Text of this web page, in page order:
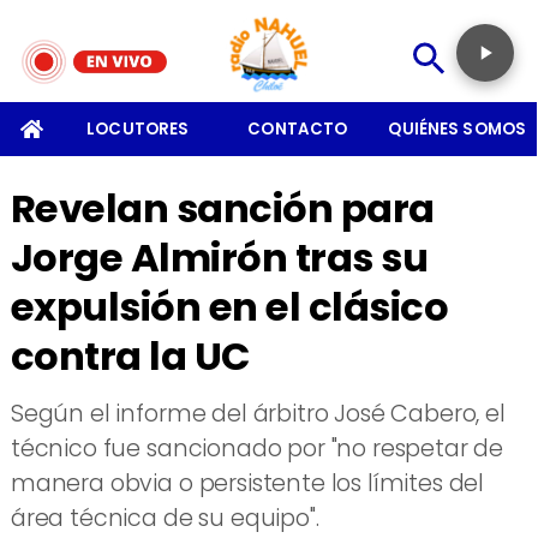
LOCUTORES CONTACTO QUIÉNES SOMOS
Revelan sanción para
Jorge Almirón tras su
expulsión en el clásico
contra la UC
​Según el informe del árbitro José Cabero, el
técnico fue sancionado por "no respetar de
manera obvia o persistente los límites del
área técnica de su equipo".